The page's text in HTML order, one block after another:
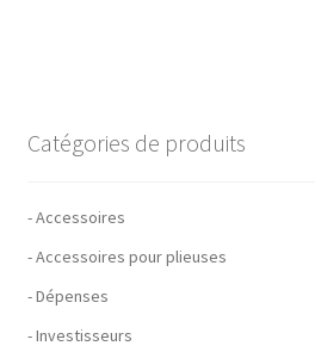
Catégories de produits
- Accessoires
- Accessoires pour plieuses
- Dépenses
- Investisseurs